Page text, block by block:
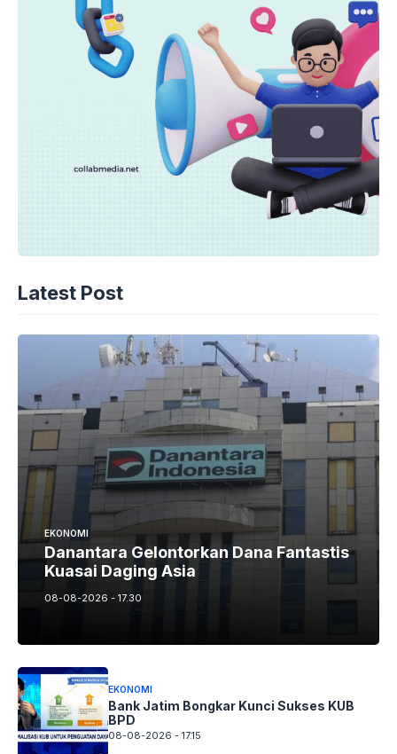
Latest Post
EKONOMI
Danantara Gelontorkan Dana Fantastis
Kuasai Daging Asia
08-08-2026 - 17.30
EKONOMI
Bank Jatim Bongkar Kunci Sukses KUB
BPD
08-08-2026 - 17.15